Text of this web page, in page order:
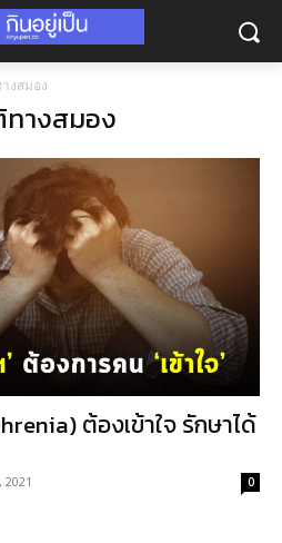
งสมอง
างสมอง
ต้องเข้าใจ รักษาได้
0